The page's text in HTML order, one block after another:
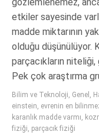
etkiler sayesinde
madde miktarının
olduğu düşünülüyor.
parçacıkların
Pek çok araştırma
Bilim ve Teknoloji, Genel ,
einstein, evrenin en
karanlık madde varmı,
fiziği, parçacık fiziği